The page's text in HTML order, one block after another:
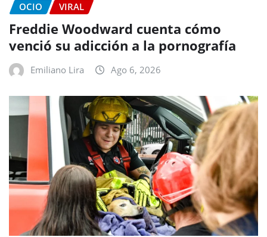
OCIO VIRAL
Freddie Woodward cuenta cómo
venció su adicción a la pornografía
Emiliano Lira Ago 6, 2026